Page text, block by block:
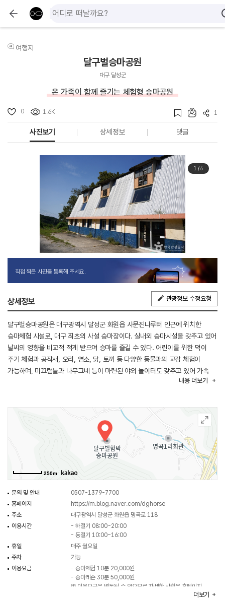
여행지
달구벌승마공원
대구 달성군
온 가족이 함께 즐기는 체험형 승마공원
0 1.6K 1
사진보기 상세정보 댓글
1/6
직접 찍은 사진을 등록해 주세요.
상세정보 관광정보 수정요청
달구벌승마공원은 대구광역시 달성군 화원읍 사문진나루터 인근에 위치한
승마체험 시설로, 대구 최초의 사설 승마장이다. 실내외 승마시설을 갖추고 있어
날씨의 영향을 비교적 적게 받으며 승마를 즐길 수 있다. 어린이를 위한 먹이
주기 체험과 공작새, 오리, 염소, 닭, 토끼 등 다양한 동물과의 교감 체험이
가능하며, 미끄럼틀과 나무그네 등이 마련된 야외 놀이터도 갖추고 있어 가족
내용 더보기
250m
문의 및 안내
0507-1379-7700
홈페이지
https://m.blog.naver.com/dghorse
주소
대구광역시 달성군 화원읍 명곡로 118
이용시간
- 하절기 08:00~20:00
- 동절기 10:00~16:00
휴일
매주 월요일
주차
가능
이용요금
- 승마체험 10분 20,000원
- 승마레슨 30분 50,000원
※ 이용요금은 변동될 수 있으므로 자세한 사항은 홈페이지
더보기